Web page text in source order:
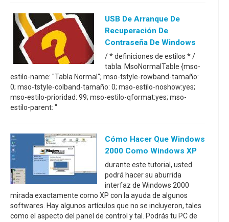
USB De Arranque De
Recuperación De
Contraseña De Windows
/ * definiciones de estilos * /
tabla. MsoNormalTable {mso-
estilo-name: "Tabla Normal"; mso-tstyle-rowband-tamaño:
0; mso-tstyle-colband-tamaño: 0; mso-estilo-noshow:yes;
mso-estilo-prioridad: 99; mso-estilo-qformat:yes; mso-
estilo-parent: "
Cómo Hacer Que Windows
2000 Como Windows XP
durante este tutorial, usted
podrá hacer su aburrida
interfaz de Windows 2000
mirada exactamente como XP con la ayuda de algunos
softwares. Hay algunos artículos que no se incluyeron, tales
como el aspecto del panel de control y tal. Podrás tu PC de